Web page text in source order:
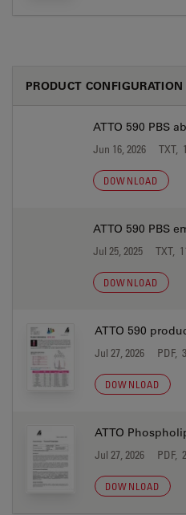
PRODUCT
ATTO 590 PBS
Jun 16, 2026 TXT,
DOWNLOAD
ATTO 590 PBS
Jul 25, 2025 TXT,
DOWNLOAD
ATTO 590
Jul 27, 2026 PDF,
DOWNLOAD
ATTO
Jul 27, 2026 PDF,
DOWNLOAD